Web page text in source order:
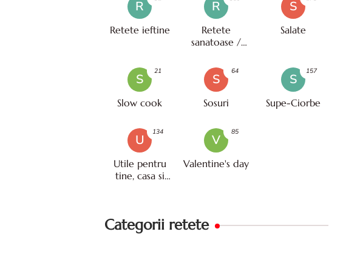
R
Retete ieftine
R
Retete
sanatoase /
S
Salate
S
Slow cook
21
S
Sosuri
64
S
Supe-Ciorbe
157
U
Utile pentru
tine, casa si
134
V
Valentine's day
85
Categorii retete